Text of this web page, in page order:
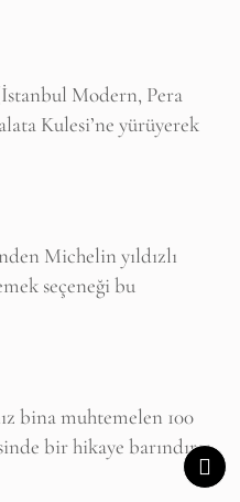
Modern, Pera
Kulesi’ne yürüyerek
Michelin yıldızlı
seçeneği bu
bina muhtemelen 100
bir hikaye barındırır.